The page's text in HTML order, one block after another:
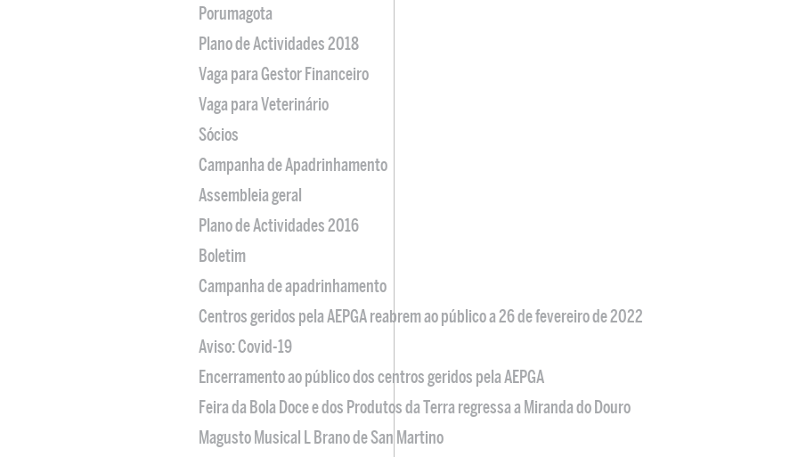
Porumagota
Plano de Actividades 2018
Vaga para Gestor Financeiro
Vaga para Veterinário
Sócios
Campanha de Apadrinhamento
Assembleia geral
Plano de Actividades 2016
Boletim
Campanha de apadrinhamento
Centros geridos pela AEPGA reabrem ao público a 26 de fevereiro de 2022
Aviso: Covid-19
Encerramento ao público dos centros geridos pela AEPGA
Feira da Bola Doce e dos Produtos da Terra regressa a Miranda do Douro
Magusto Musical L Brano de San Martino